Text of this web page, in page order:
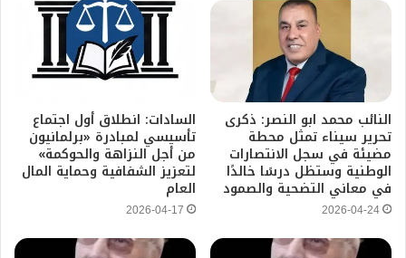
النائب محمد ابو النصر: ذكرى
تحرير سيناء تمثل محطة
مضيئة في سجل الانتصارات
الوطنية وستظل درسًا خالدًا
في معاني التضحية والصمود
2026-04-24
السادات: انطلاق أول اجتماع
تأسيسي لمبادرة «برلمانيون
من أجل النزاهة والحوكمة»
لتعزيز الشفافية وحماية المال
العام
2026-04-17